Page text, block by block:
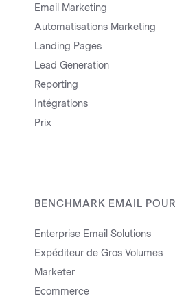
Email Marketing
Automatisations Marketing
Landing Pages
Lead Generation
Reporting
Intégrations
Prix
BENCHMARK EMAIL POUR
Enterprise Email Solutions
Expéditeur de Gros Volumes
Marketer
Ecommerce